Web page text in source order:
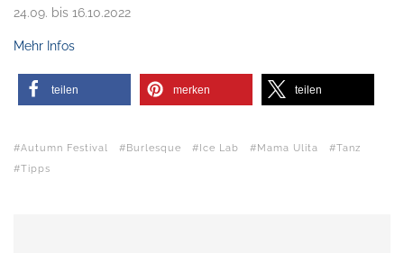
24.09. bis 16.10.2022
Mehr Infos
teilen merken teilen
Autumn Festival Burlesque Ice Lab Mama Ulita
Tanz
Tipps